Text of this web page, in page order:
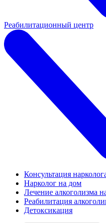
Реабилитационный центр
Консультация
Нарколог на дом
Лечение алкоголизма
Реабилитация
Детоксикация